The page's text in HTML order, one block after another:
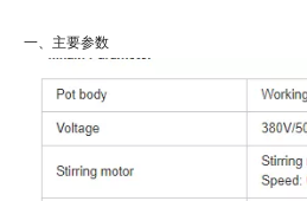
一、主要参数